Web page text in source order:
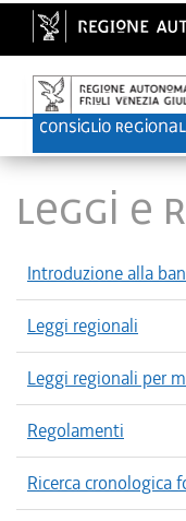
LEGGI E
Introduzione alla
Leggi regionali
Leggi regionali per
Regolamenti
Ricerca cronologica